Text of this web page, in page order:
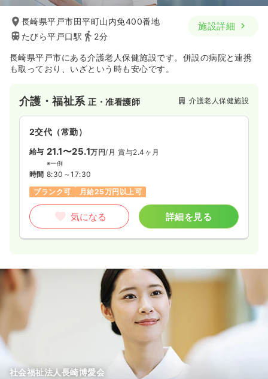
給与 お問い合わせください
時間 8:30～17:30（休憩60分）
土日祝休み
年間休日120日
気になる 詳細を見る
透析 正看護師 一般病院
日勤のみ（常勤）
給与 19.1〜22.6万円 /月 賞与2回
※一例
時間 8:30～17:30
日曜休み
年間休日120日 月給22万円以上可
気になる 詳細を見る
長崎県平戸市田平町山内免400番地
たびら平戸口駅
2分
施設詳細
長崎県平戸市にある介護老人保健施設です。併設の病院と連携
も取っており、いざという時も安心です。
介護・福祉系正・准看護師 介護老人保健施設
2交代（常勤）
給与 21.1〜25.1万円/月 賞与2.4ヶ月
※一例
時間 8:30～17:30
ブランク可
月給25万円以上可
気になる 詳細を見る
社会福祉法人長崎博愛会